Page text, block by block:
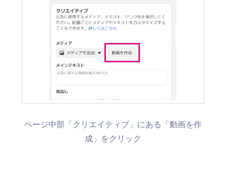
ページ中部「クリエイティブ」にある「動画を作
成」をクリック